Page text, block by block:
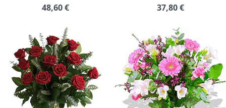
48,60€
37,80€